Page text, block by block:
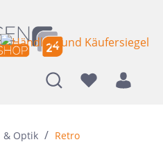
& Optik / Retro